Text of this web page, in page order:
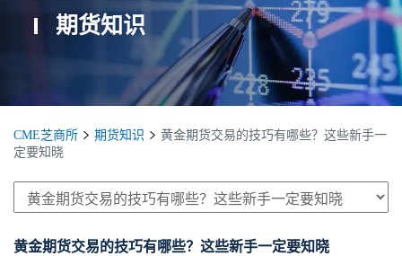
期货知识
CME芝商所 期货知识
黄金期货交易的技巧有哪些？这些新手一
定要知晓
黄金期货交易的技巧有哪些？这些新手一定要知晓